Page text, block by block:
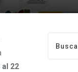
al 22